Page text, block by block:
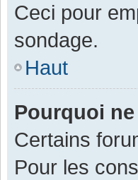
Ceci pour
sondage.
Haut
Pourquoi
Certains
Pour les